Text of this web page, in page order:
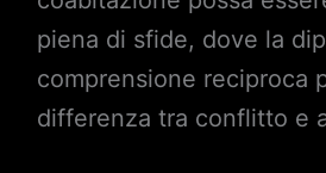
piena di sfide, dove la
comprensione reciproca
differenza tra conflitto e